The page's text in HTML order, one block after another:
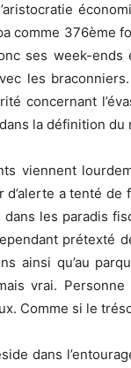
comme 376ème
ses week-
les
concernant
la définition du
viennent
d’alerte a tenté
les paradis
prétexté
ainsi qu’au
vrai.
Comme si le
dans